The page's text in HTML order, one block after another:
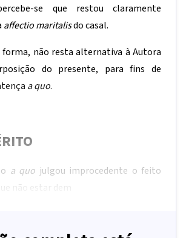
se que restou claramente
affectio maritalisdo casal.
forma, não resta alternativa à Autora
do presente, para fins de
a quo.
a quo julgou improcedente o feito
não estar dem